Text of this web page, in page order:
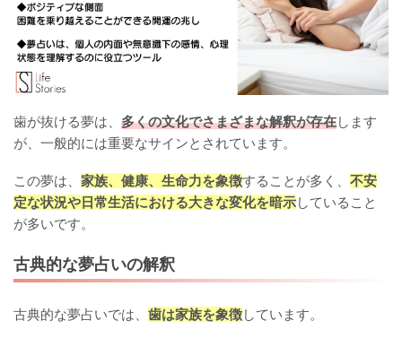
歯が抜ける夢は、 多くの文化でさまざまな解釈が存在します
が、一般的には重要なサインとされています。
この夢は、 家族、健康、生命力を象徴することが多く、 不安
定な状況や日常生活における大きな変化を暗示していること
が多いです。
古典的な夢占いの解釈
古典的な夢占いでは、 歯は家族を象徴しています。